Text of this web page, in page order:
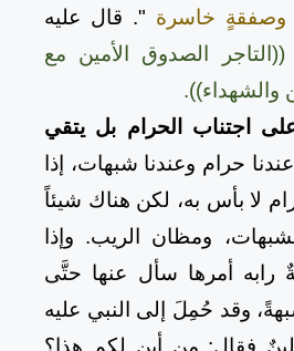
وصفقةٍ خاسرة ". قال عليه
((التاجر الصدوق الأمين مع
والشهداء)).
اجتناب الحرام بل يتقي
حرام وعندنا شبهات، إذا
لا بأس به، لكن هناك شيئاً
ومظان الريب. وإذا
رابه أمرها سأل عنها حتَّى
وقد حُمِلَ إلى النبي عليه
لبنٌ فقال: من أين لكم هذا؟